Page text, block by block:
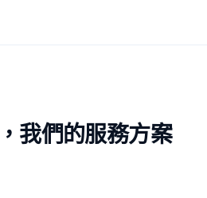
我們的服務方案